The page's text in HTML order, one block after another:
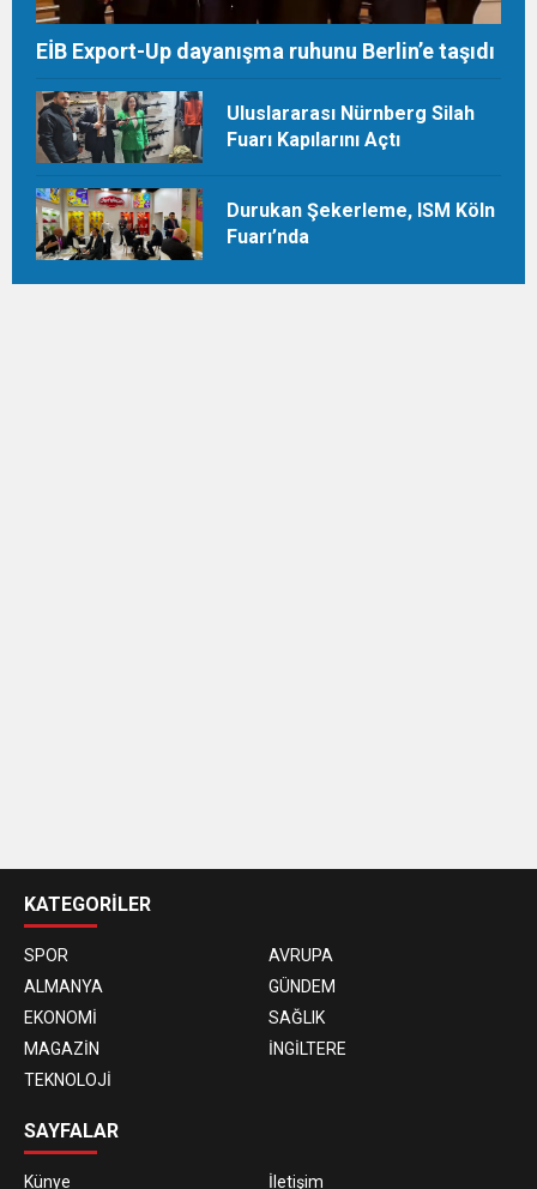
EİB Export-Up dayanışma ruhunu Berlin’e taşıdı
Uluslararası Nürnberg Silah
Fuarı Kapılarını Açtı
Durukan Şekerleme, ISM Köln
Fuarı’nda
siteleri
KATEGORİLER
SPOR
AVRUPA
ALMANYA
GÜNDEM
EKONOMİ
SAĞLIK
MAGAZİN
İNGİLTERE
TEKNOLOJİ
SAYFALAR
Künye İletişim